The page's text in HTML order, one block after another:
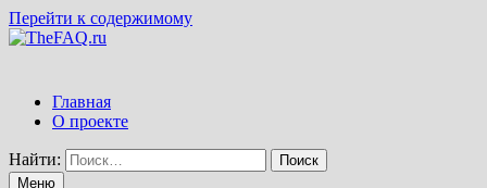
Перейти к содержимому
Главная
О проекте
Найти:
Меню